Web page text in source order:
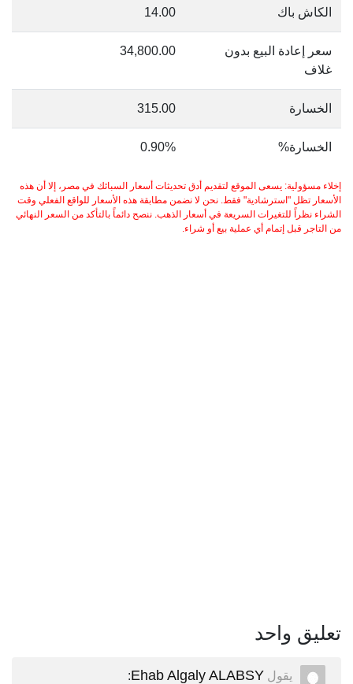
الكاش باك 14.00
سعر إعادة البيع بدون
غلاف
34,800.00
الخسارة 315.00
الخسارة% 0.90%
إخلاء مسؤولية: يسعى الموقع لتقديم أدق تحديثات أسعار السبائك في مصر، إلا أن هذه
الأسعار تظل "استرشادية" فقط. نحن لا نضمن مطابقة هذه الأسعار للواقع الفعلي وقت
الشراء نظراً للتغيرات السريعة في أسعار الذهب. ننصح دائماً بالتأكد من السعر النهائي
من التاجر قبل إتمام أي عملية بيع أو شراء.
تعليق واحد
يقول Ehab Algaly ALABSY
: